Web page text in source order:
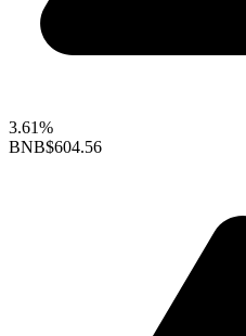
3.61%
BNB$604.56